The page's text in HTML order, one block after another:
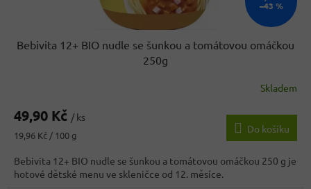
–43 %
Bebivita 12+ BIO nudle se šunkou a tomátovou omáčkou
250g
produktu
5,0
z
5
hvězdiček.
Skladem
49,90 Kč / ks
Měrná
19,96 Kč / 100 g
Do košíku
Bebivita 12+ BIO nudle se šunkou a tomátovou omáčkou 250 g je
hotové dětské menu ve skleničce od 12. měsíce.